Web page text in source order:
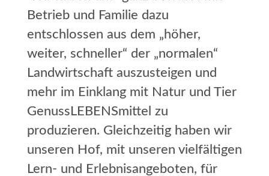
Betrieb und Familie dazu
entschlossen aus dem „höher,
weiter, schneller“ der „normalen“
Landwirtschaft auszusteigen und
mehr im Einklang mit Natur und Tier
GenussLEBENSmittel zu
produzieren. Gleichzeitig haben wir
unseren Hof, mit unseren vielfältigen
Lern- und Erlebnisangeboten, für